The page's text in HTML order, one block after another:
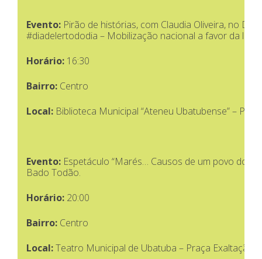
Evento: Pirão de histórias, com Claudia Oliveira, no Dia
#diadelertododia – Mobilização nacional a favor da
Horário: 16:30
Bairro: Centro
Local: Biblioteca Municipal “Ateneu Ubatubense” –
Evento: Espetáculo “Marés… Causos de um povo do
Bado Todão.
Horário: 20:00
Bairro: Centro
Local:Teatro Municipal de Ubatuba – Praça Exaltação